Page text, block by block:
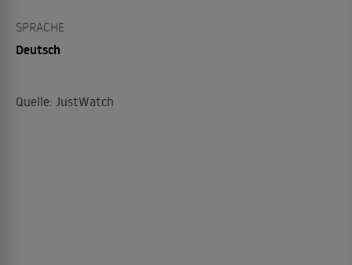
SPRACHE
Deutsch
Quelle: JustWatch